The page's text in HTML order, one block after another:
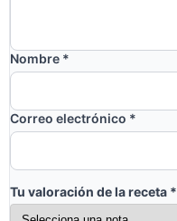
Nombre *
Correo electrónico *
Tu valoración de la receta *